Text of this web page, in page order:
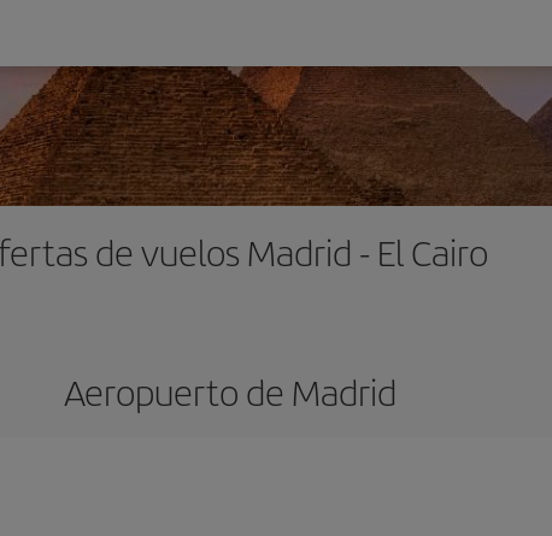
de vuelos Madrid - El Cairo
Aeropuerto de Madrid